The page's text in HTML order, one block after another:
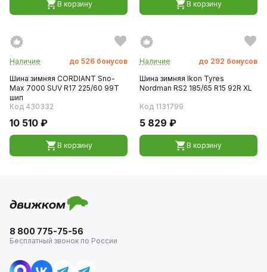
В корзину В корзину
Наличие до 526 бонусов
Шина зимняя CORDIANT Sno-
Max 7000 SUV R17 225/60 99T
шип
Код 430332
10 510 ₽
В корзину
Наличие до 292 бонусов
Шина зимняя Ikon Tyres
Nordman RS2 185/65 R15 92R XL
Код 1131799
5 829 ₽
В корзину
8 800 775-75-56
Бесплатный звонок по России